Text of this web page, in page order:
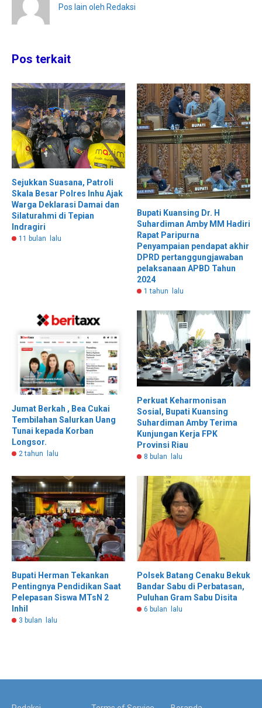
Pos lain oleh Redaksi
Pos terkait
Sejukkan Suasana, Patroli
Skala Besar Polres Inhu Ajak
Warga Deklarasi Damai dan
Silaturahmi di Tepian
Indragiri
11 bulan lalu
Bupati Kuansing Dr. H
Suhardiman Amby MM Hadiri
Rapat Paripurna
Penyampaian pendapat akhir
DPRD pertanggungjawaban
pelaksanaan APBD Tahun
2024
1 tahun lalu
Jumat Berkah , Bea Cukai
Tembilahan Salurkan Uang
Tunai kepada Korban
Longsor.
2 tahun lalu
Perkuat Keharmonisan
Sosial, Bupati Kuansing
Suhardiman Amby Terima
Kunjungan Kerja FPK
Provinsi Riau
8 bulan lalu
Bupati Herman Tekankan
Pentingnya Pendidikan Saat
Pelepasan Siswa MTsN 2
Inhil
3 bulan lalu
Polsek Batang Cenaku Bekuk
Bandar Sabu di Perbatasan,
Puluhan Gram Sabu Disita
6 bulan lalu